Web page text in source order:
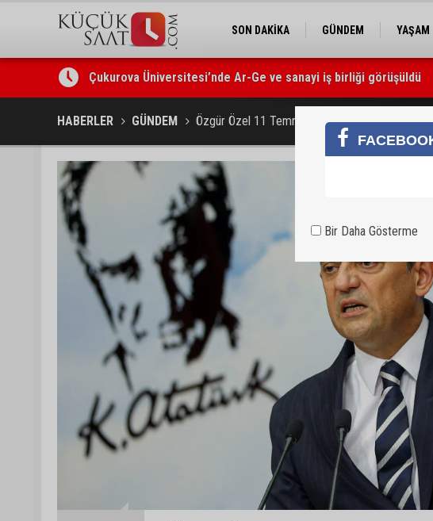
SON DAKİKA GÜNDEM YAŞAM
Çukurova Üniversitesi’nde Ar-Ge ve sanayi iş birliği görüşüldü
Seyhan’da gıda işletmelerine sıkı denetim
HABERLER GÜNDEM Özgür Özel 11 Temmuz’da Adana’ya geliyor
Bir Daha Gösterme